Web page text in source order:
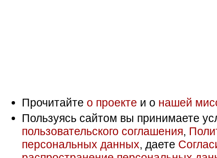
Прочитайте о проекте и о нашей
Пользуясь сайтом вы принимаете
пользовательского соглашения,
персональных данных, даете